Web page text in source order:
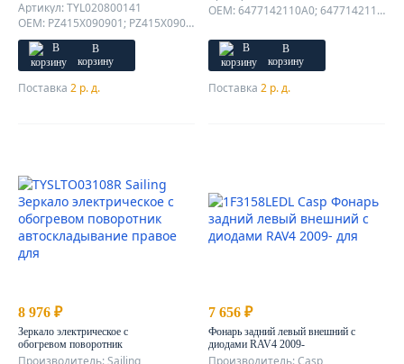
Артикул: TYL020800141
OEM: PZ415X090901; PZ415X090BZB; PZ415X090C01; PZ415X090CZB;
В
корзину
Поставка 2 р. д.
OEM: 6477142110A0; 6477142110A1; 6477142110B0; 6477142110B1; 6477142110B2; 6477142110B3; 6477142110C0; 6477142110D0; 6477142110D1; 6477142110E0; 6477142110E1; 6477142110E2; 6477142110G0; 6477142110G1; 6477142110J0; 6477142110K0;
В
корзину
Поставка 2 р. д.
8 976 ₽
Зеркало электрическое с
обогревом поворотник
автоскладывание правое
Производитель: Sailing
7 656 ₽
Фонарь задний левый внешний с
диодами RAV4 2009-
Производитель: Casp